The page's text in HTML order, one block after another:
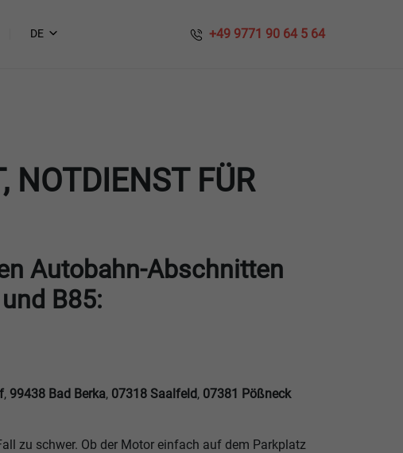
DE ​​ +49 9771 90 64 5 64
NOTDIENST FÜR
Autobahn-Abschnitten
B85:
, 99438 Bad Berka, 07318 Saalfeld, 07381 Pößneck
zu schwer. Ob der Motor einfach auf dem Parkplatz